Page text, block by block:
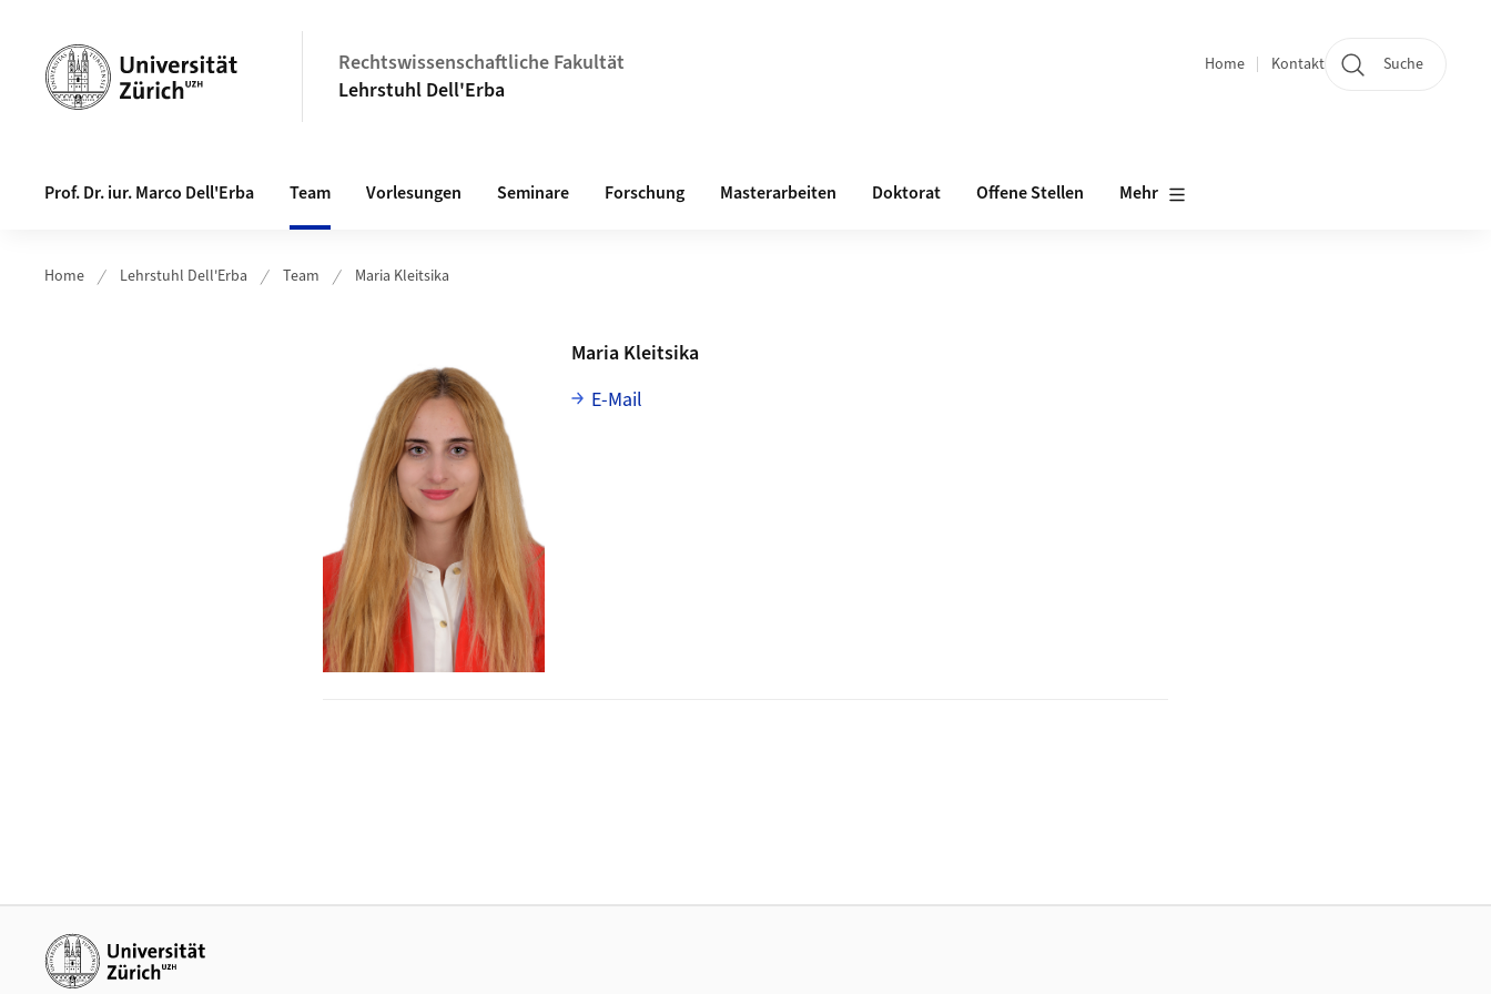
Rechtswissenschaftliche Fakultät
Lehrstuhl Dell'Erba
Quicklinks
Home Kontakt Suche
Prof. Dr. iur. Marco Dell'Erba Team Vorlesungen Seminare Forschung Masterarbeiten Doktorat Offene Stellen Mehr
Home Lehrstuhl Dell'Erba Team Maria Kleitsika
Maria Kleitsika
E-Mail
Weiterführende Links